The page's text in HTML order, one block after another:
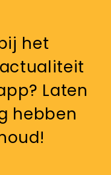
het
Laten
hebben